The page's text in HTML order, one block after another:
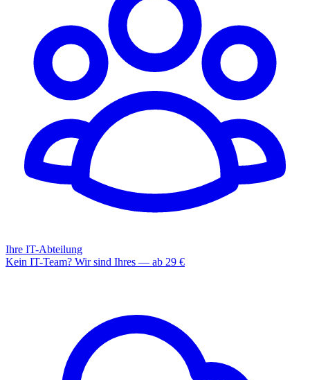
Ihre IT-Abteilung
Kein IT-Team? Wir sind Ihres — ab 29 €